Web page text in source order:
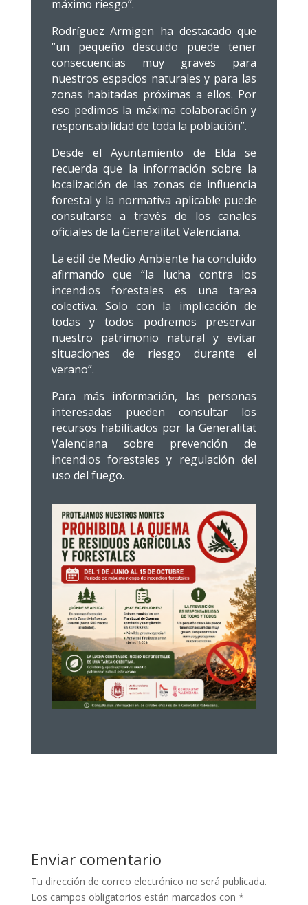
máximo riesgo”.
Rodríguez Armigen ha destacado que
“un pequeño descuido puede tener
consecuencias muy graves para
nuestros espacios naturales y para las
zonas habitadas próximas a ellos. Por
eso pedimos la máxima colaboración y
responsabilidad de toda la población”.
Desde el Ayuntamiento de Elda se
recuerda que la información sobre la
localización de las zonas de influencia
forestal y la normativa aplicable puede
consultarse a través de los canales
oficiales de la Generalitat Valenciana.
La edil de Medio Ambiente ha concluido
afirmando que “la lucha contra los
incendios forestales es una tarea
colectiva. Solo con la implicación de
todas y todos podremos preservar
nuestro patrimonio natural y evitar
situaciones de riesgo durante el
verano”.
Para más información, las personas
interesadas pueden consultar los
recursos habilitados por la Generalitat
Valenciana sobre prevención de
incendios forestales y regulación del
uso del fuego.
Enviar comentario
Tu dirección de correo electrónico no será publicada.
Los campos obligatorios están marcados con *